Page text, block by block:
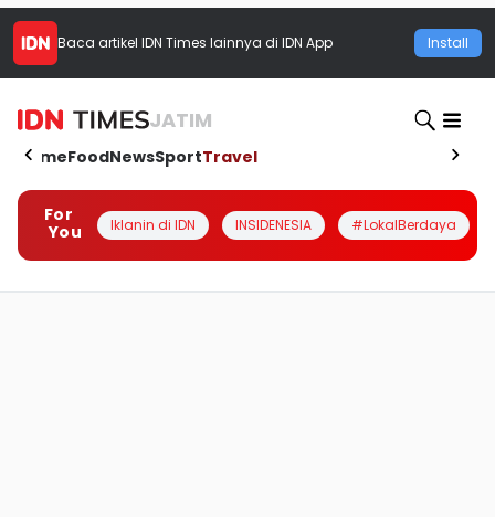
Baca artikel IDN Times lainnya di IDN App Install
JATIM
HomeFoodNewsSportTravel
For
You
Iklanin di IDN INSIDENESIA #LokalBerdaya